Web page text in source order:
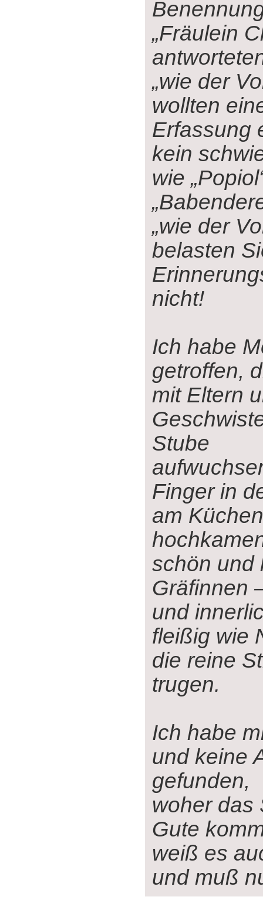
„Fräulein
„wie der
wollten
Erfassung
kein
wie
„wie der
belasten
nicht!
Ich habe
getroffen,
mit Eltern
Stube
Finger in
am
schön und
Gräfinnen
und
fleißig wie
die reine
trugen.
Ich habe
und keine
gefunden,
woher das
Gute
weiß es
und muß